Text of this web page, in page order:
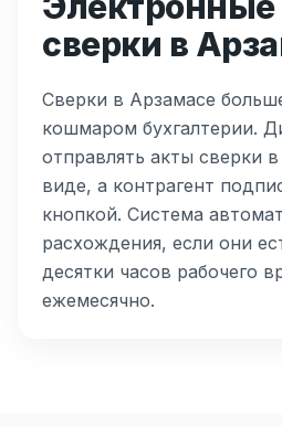
сверки в
Сверки в Арзамасе
кошмаром бухгалтерии.
отправлять акты сверки
виде, а контрагент
кнопкой. Система
расхождения, если они
десятки часов рабочего
ежемесячно.